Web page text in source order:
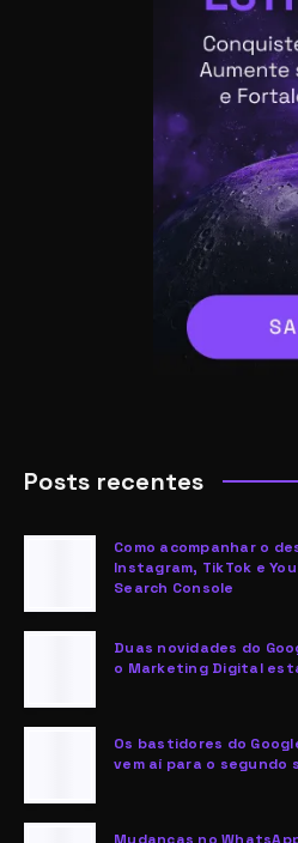
Posts recentes
Como acompanhar o
Instagram, TikTok e
Search Console
Duas novidades do
o Marketing Digital
Os bastidores do
vem aí para o segundo